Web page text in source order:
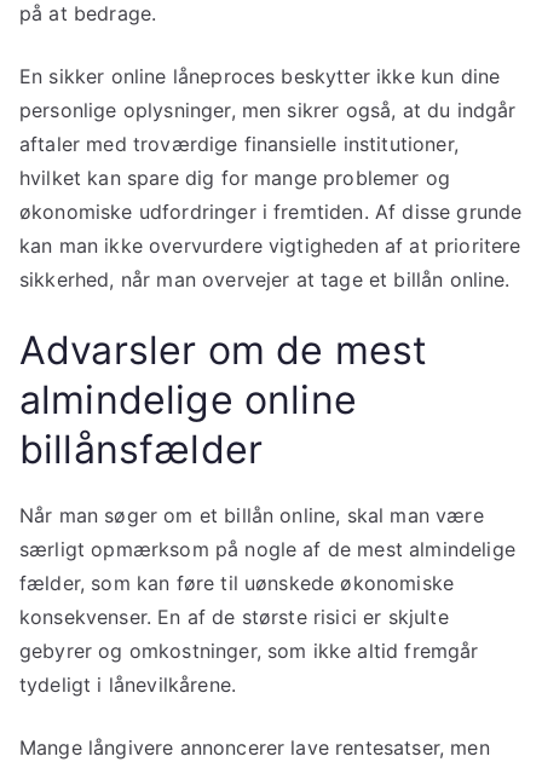
på at bedrage.
En sikker online låneproces beskytter ikke kun dine
personlige oplysninger, men sikrer også, at du indgår
aftaler med troværdige finansielle institutioner,
hvilket kan spare dig for mange problemer og
økonomiske udfordringer i fremtiden. Af disse grunde
kan man ikke overvurdere vigtigheden af at prioritere
sikkerhed, når man overvejer at tage et billån online.
Advarsler om de mest
almindelige online
billånsfælder
Når man søger om et billån online, skal man være
særligt opmærksom på nogle af de mest almindelige
fælder, som kan føre til uønskede økonomiske
konsekvenser. En af de største risici er skjulte
gebyrer og omkostninger, som ikke altid fremgår
tydeligt i lånevilkårene.
Mange långivere annoncerer lave rentesatser, men